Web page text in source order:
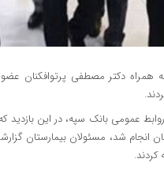
به همراه دکتر مصطفی
عمومی بانک سپه، در این
انجام شد، مسئولان بیمارستان
کردند.